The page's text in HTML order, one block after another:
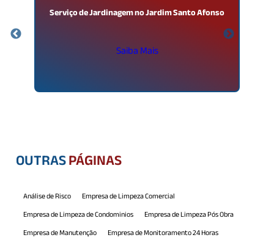
Serviço de Jardinagem no Jardim Santo Afonso
Saiba Mais
OUTRASPÁGINAS
Análise de Risco
Empresa de Limpeza Comercial
Empresa de Limpeza de Condominios
Empresa de Limpeza Pós Obra
Empresa de Manutenção
Empresa de Monitoramento 24 Horas